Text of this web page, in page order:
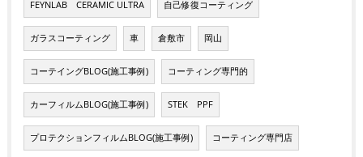
FEYNLAB CERAMIC ULTRA 自己修復コーティング
ガラスコーティング 車 倉敷市 岡山
コーテイングBLOG(施工事例) コーティング専門的
カーフィルムBLOG(施工事例) STEK PPF
プロテクションフィルムBLOG(施工事例) コーティング専門店